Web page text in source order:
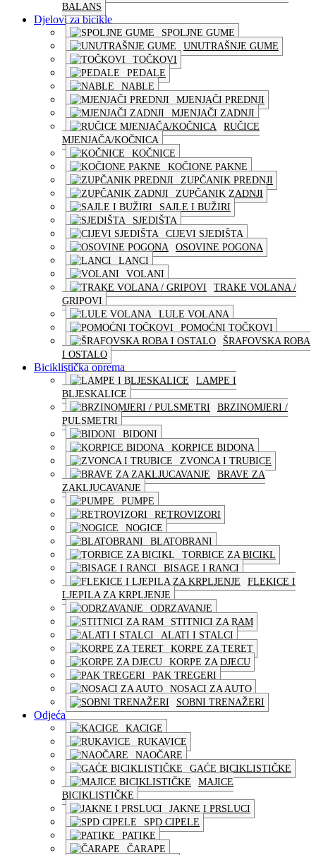
BALANS
Djelovi za bicikle
SPOLJNE GUME
UNUTRAŠNJE GUME
TOČKOVI
PEDALE
NABLE
MJENJAČI PREDNJI
MJENJAČI ZADNJI
RUČICE
MJENJAČA/KOČNICA
KOČNICE
KOČIONE PAKNE
ZUPČANIK PREDNJI
ZUPČANIK ZADNJI
SAJLE I BUŽIRI
SJEDIŠTA
CIJEVI SJEDIŠTA
OSOVINE POGONA
LANCI
VOLANI
TRAKE VOLANA /
GRIPOVI
LULE VOLANA
POMOĆNI TOČKOVI
ŠRAFOVSKA ROBA
I OSTALO
Biciklistička oprema
LAMPE I
BLJESKALICE
BRZINOMJERI /
PULSMETRI
BIDONI
KORPICE BIDONA
ZVONCA I TRUBICE
BRAVE ZA
ZAKLJUCAVANJE
PUMPE
RETROVIZORI
NOGICE
BLATOBRANI
TORBICE ZA BICIKL
BISAGE I RANCI
FLEKICE I
LJEPILA ZA KRPLJENJE
ODRZAVANJE
STITNICI ZA RAM
ALATI I STALCI
KORPE ZA TERET
KORPE ZA DJECU
PAK TREGERI
NOSACI ZA AUTO
SOBNI TRENAŽERI
Odjeća
KACIGE
RUKAVICE
NAOČARE
GAĆE BICIKLISTIČKE
MAJICE
BICIKLISTIČKE
JAKNE I PRSLUCI
SPD CIPELE
PATIKE
ČARAPE